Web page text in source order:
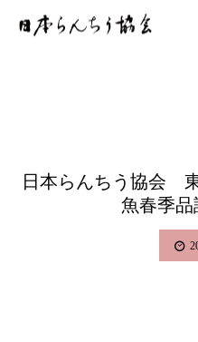
日本らんちう協会
魚春季